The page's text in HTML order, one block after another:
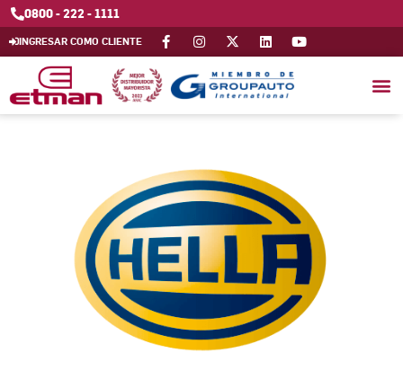
0800 - 222 - 1111
INGRESAR COMO CLIENTE